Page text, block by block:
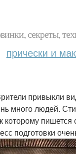
секреты,
прически и
привыкли
много людей.
подготовки